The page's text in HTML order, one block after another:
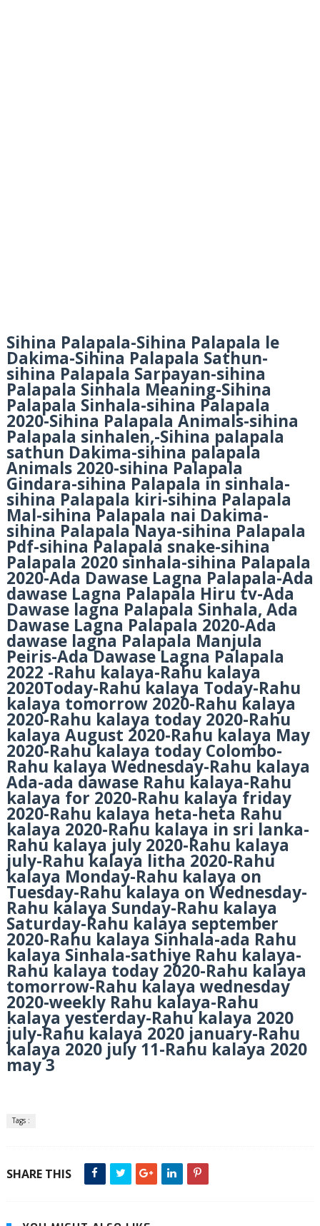
Sihina Palapala-Sihina Palapala le
Dakima-Sihina Palapala Sathun-
sihina Palapala Sarpayan-sihina
Palapala Sinhala Meaning-Sihina
Palapala Sinhala-sihina Palapala
2020-Sihina Palapala Animals-sihina
Palapala sinhalen,-Sihina palapala
sathun Dakima-sihina palapala
Animals 2020-sihina Palapala
Gindara-sihina Palapala in sinhala-
sihina Palapala kiri-sihina Palapala
Mal-sihina Palapala nai Dakima-
sihina Palapala Naya-sihina Palapala
Pdf-sihina Palapala snake-sihina
Palapala 2020 sinhala-sihina Palapala
2020-Ada Dawase Lagna Palapala-Ada
dawase Lagna Palapala Hiru tv-Ada
Dawase lagna Palapala Sinhala, Ada
Dawase Lagna Palapala 2020-Ada
dawase lagna Palapala Manjula
Peiris-Ada Dawase Lagna Palapala
2022 -Rahu kalaya-Rahu kalaya
2020Today-Rahu kalaya Today-Rahu
kalaya tomorrow 2020-Rahu kalaya
2020-Rahu kalaya today 2020-Rahu
kalaya August 2020-Rahu kalaya May
2020-Rahu kalaya today Colombo-
Rahu kalaya Wednesday-Rahu kalaya
Ada-ada dawase Rahu kalaya-Rahu
kalaya for 2020-Rahu kalaya friday
2020-Rahu kalaya heta-heta Rahu
kalaya 2020-Rahu kalaya in sri lanka-
Rahu kalaya july 2020-Rahu kalaya
july-Rahu kalaya litha 2020-Rahu
kalaya Monday-Rahu kalaya on
Tuesday-Rahu kalaya on Wednesday-
Rahu kalaya Sunday-Rahu kalaya
Saturday-Rahu kalaya september
2020-Rahu kalaya Sinhala-ada Rahu
kalaya Sinhala-sathiye Rahu kalaya-
Rahu kalaya today 2020-Rahu kalaya
tomorrow-Rahu kalaya wednesday
2020-weekly Rahu kalaya-Rahu
kalaya yesterday-Rahu kalaya 2020
july-Rahu kalaya 2020 january-Rahu
kalaya 2020 july 11-Rahu kalaya 2020
may 3
Tags :
SHARE THIS